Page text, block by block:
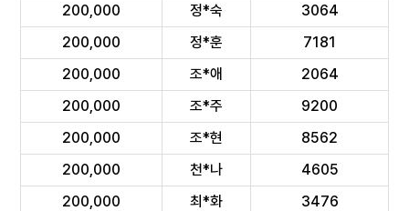
200,000
정*숙
3064
200,000
정*훈
7181
200,000
조*애
2064
200,000
조*주
9200
200,000
조*현
8562
200,000
천*나
4605
200,000
최*화
3476